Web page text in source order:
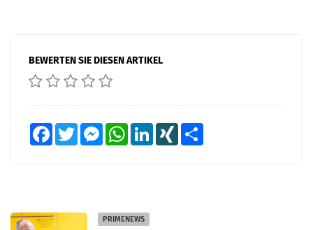
BEWERTEN SIE DIESEN ARTIKEL
FacebookTwitter MessengerWhatsAppLinkedInXING
PRIMENEWS